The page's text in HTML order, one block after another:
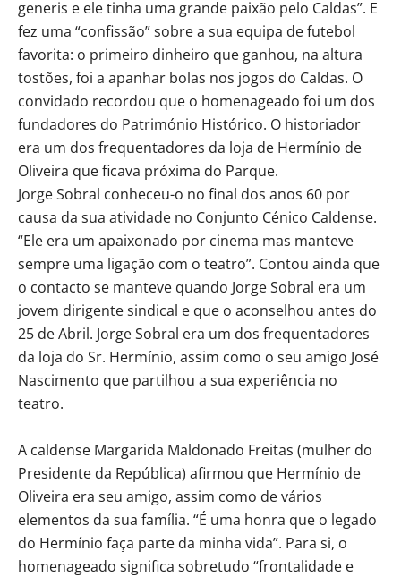
generis e ele tinha uma grande paixão pelo Caldas”. E
fez uma “confissão” sobre a sua equipa de futebol
favorita: o primeiro dinheiro que ganhou, na altura
tostões, foi a apanhar bolas nos jogos do Caldas. O
convidado recordou que o homenageado foi um dos
fundadores do Património Histórico. O historiador
era um dos frequentadores da loja de Hermínio de
Oliveira que ficava próxima do Parque.
Jorge Sobral conheceu-o no final dos anos 60 por
causa da sua atividade no Conjunto Cénico Caldense.
“Ele era um apaixonado por cinema mas manteve
sempre uma ligação com o teatro”. Contou ainda que
o contacto se manteve quando Jorge Sobral era um
jovem dirigente sindical e que o aconselhou antes do
25 de Abril. Jorge Sobral era um dos frequentadores
da loja do Sr. Hermínio, assim como o seu amigo José
Nascimento que partilhou a sua experiência no
teatro.
A caldense Margarida Maldonado Freitas (mulher do
Presidente da República) afirmou que Hermínio de
Oliveira era seu amigo, assim como de vários
elementos da sua família. “É uma honra que o legado
do Hermínio faça parte da minha vida”. Para si, o
homenageado significa sobretudo “frontalidade e